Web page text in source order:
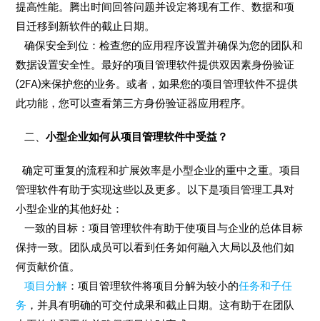
提高性能。腾出时间回答问题并设定将现有工作、数据和项
目迁移到新软件的截止日期。
确保安全到位：检查您的应用程序设置并确保为您的团队和
数据设置安全性。最好的项目管理软件提供双因素身份验证
(2FA)来保护您的业务。或者，如果您的项目管理软件不提供
此功能，您可以查看第三方身份验证器应用程序。
二、小型企业如何从项目管理软件中受益？
确定可重复的流程和扩展效率是小型企业的重中之重。项目
管理软件有助于实现这些以及更多。以下是项目管理工具对
小型企业的其他好处：
一致的目标：项目管理软件有助于使项目与企业的总体目标
保持一致。团队成员可以看到任务如何融入大局以及他们如
何贡献价值。
项目分解 ：项目管理软件将项目分解为较小的任务和子任
务 ，并具有明确的可交付成果和截止日期。这有助于在团队